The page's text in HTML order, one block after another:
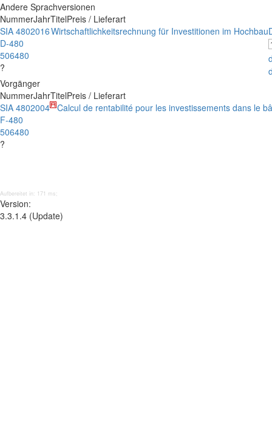
Andere Sprachversionen
NummerJahrTitelPreis / Lieferart
SIA 480
D-480
506480
?
2016Wirtschaftlichkeitsrechnung für Investitionen im Hochbau
Vorgänger
NummerJahrTitelPreis / Lieferart
SIA 480
F-480
506480
?
2004 Calcul de rentabilité pour les investissements dans le
Aufbereitet in: 171 ms;
Version:
3.3.1.4 (Update)